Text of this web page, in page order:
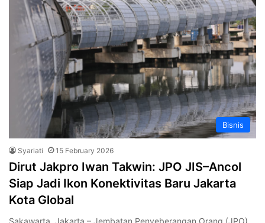
Bisnis
Syariati 15 February 2026
Dirut Jakpro Iwan Takwin: JPO JIS–Ancol
Siap Jadi Ikon Konektivitas Baru Jakarta
Kota Global
Sakawarta, Jakarta – Jembatan Penyeberangan Orang (JPO)